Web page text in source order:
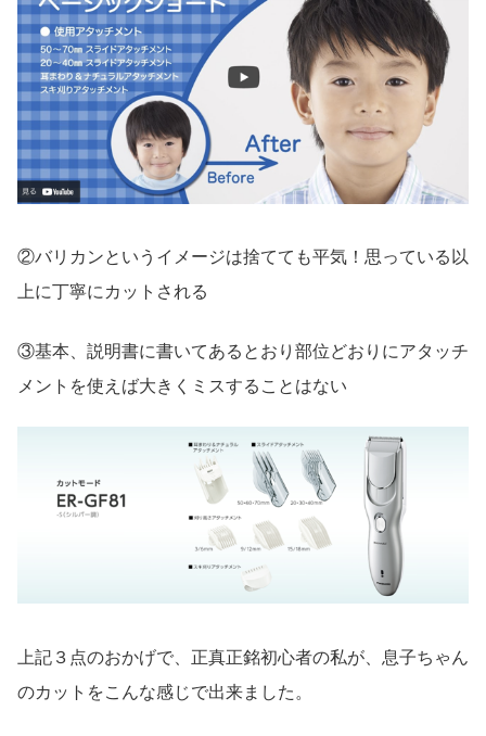
②バリカンというイメージは捨てても平気！思っている以
上に丁寧にカットされる
③基本、説明書に書いてあるとおり部位どおりにアタッチ
メントを使えば大きくミスすることはない
上記３点のおかげで、正真正銘初心者の私が、息子ちゃん
のカットをこんな感じで出来ました。